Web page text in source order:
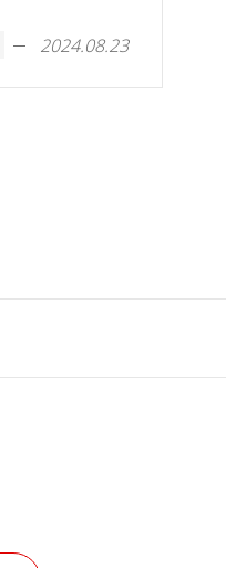
2024.08.23